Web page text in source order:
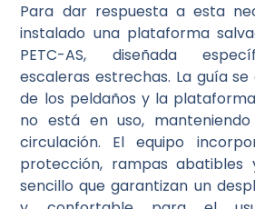
Para dar respuesta a esta
instalado una plataforma
PETC-AS, diseñada
escaleras estrechas. La guía
de los peldaños y la
no está en uso,
circulación. El equipo
protección, rampas abatibles
sencillo que garantizan un